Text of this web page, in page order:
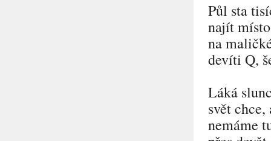
Půl sta
najít
na
devíti Q,
Láká
svět
nemáme